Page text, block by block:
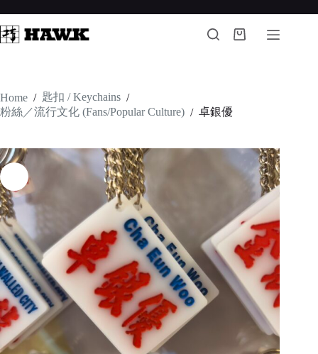
to
content
Shopping
Home / 匙扣 / Keychains /
粉絲／流行文化 (Fans/Popular Culture) / 卓銀優